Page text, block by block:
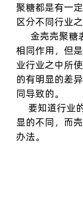
聚糖都是有一
区分不同行业
金壳壳聚糖
相同作用，但
业行业之中所
的有明显的差
同导致的。
要知道行业
显的不同，而
办法。